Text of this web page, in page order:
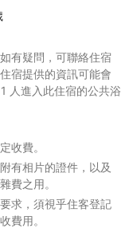
有疑問，可聯絡住宿
宿提供的資訊可能會
人進入此住宿的公共浴
收費。
有相片的證件，以及
費之用。
求，須視乎住客登記
費用。